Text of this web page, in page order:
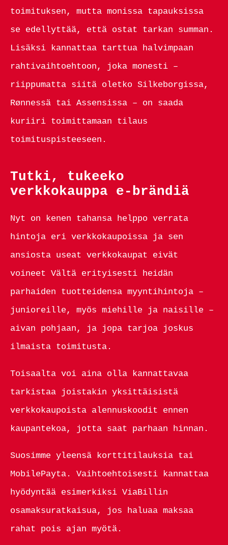
toimituksen, mutta monissa tapauksissa
se edellyttää, että ostat tarkan summan.
Lisäksi kannattaa tarttua halvimpaan
rahtivaihtoehtoon, joka monesti –
riippumatta siitä oletko Silkeborgissa,
Rønnessä tai Assensissa – on saada
kuriiri toimittamaan tilaus
toimituspisteeseen.
Tutki, tukeeko
verkkokauppa e-brändiä
Nyt on kenen tahansa helppo verrata
hintoja eri verkkokaupoissa ja sen
ansiosta useat verkkokaupat eivät
voineet Vältä erityisesti heidän
parhaiden tuotteidensa myyntihintoja –
junioreille, myös miehille ja naisille –
aivan pohjaan, ja jopa tarjoa joskus
ilmaista toimitusta.
Toisaalta voi aina olla kannattavaa
tarkistaa joistakin yksittäisistä
verkkokaupoista alennuskoodit ennen
kaupantekoa, jotta saat parhaan hinnan.
Suosimme yleensä korttitilauksia tai
MobilePayta. Vaihtoehtoisesti kannattaa
hyödyntää esimerkiksi ViaBillin
osamaksuratkaisua, jos haluaa maksaa
rahat pois ajan myötä.